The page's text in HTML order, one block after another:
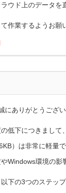
ウド上のデータを
作業するようお願
ありがとうござい
低下につきまして
）は非常に軽量
Windows環境の影
下の3つのステッ